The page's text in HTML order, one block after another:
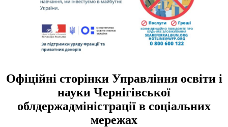
Офіційні сторінки Управління освіти і
науки Чернігівської
облдержадміністрації в соціальних
мережах